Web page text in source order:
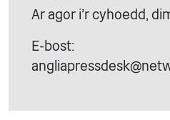
Ar agor i'r cyhoedd,
E-bost: